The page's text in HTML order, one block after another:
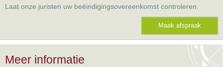
Laat onze juristen uw beëindigingsovereenkomst controleren.
Maak afspraak
Meer informatie